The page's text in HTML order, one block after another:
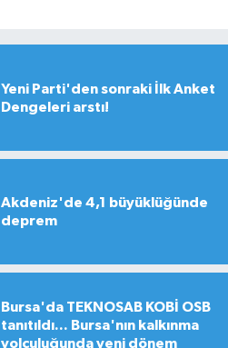
Yeni Parti'den sonraki İlk Anket
Dengeleri arstı!
Akdeniz'de 4,1 büyüklüğünde
deprem
Bursa'da TEKNOSAB KOBİ OSB
tanıtıldı... Bursa'nın kalkınma
yolculuğunda yeni dönem